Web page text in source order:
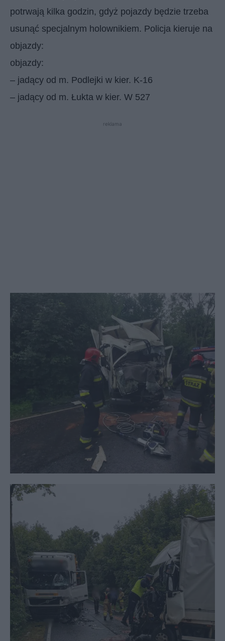
potrwają kilka godzin, gdyż pojazdy będzie trzeba
usunąć specjalnym holownikiem. Policja kieruje na
objazdy:
objazdy:
– jadący od m. Podlejki w kier. K-16
– jadący od m. Łukta w kier. W 527
reklama